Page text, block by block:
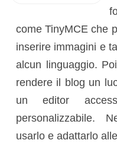
come TinyMCE che
inserire immagini e
alcun linguaggio.
rendere il blog un
un editor
personalizzabile.
usarlo e adattarlo